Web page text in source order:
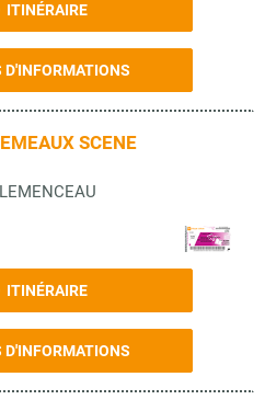
ITINÉRAIRE
D'INFORMATIONS
SCENE
ITINÉRAIRE
D'INFORMATIONS